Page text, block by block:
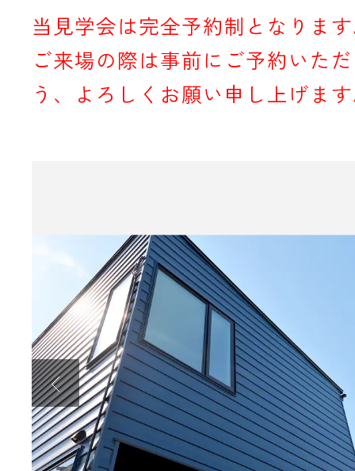
当見学会は完全予約制となりま
ご来場の際は事前にご予約いた
う、よろしくお願い申し上げま